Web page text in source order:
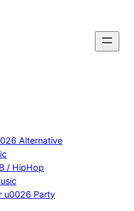
Alternative
/ HipHop
u0026 Party